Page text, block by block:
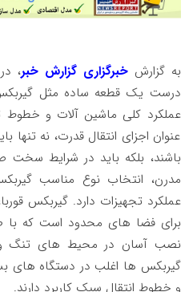
به گزارشخبرگزاری گزارش خبر،
درست یک قطعه ساده مثل
عملکرد کلی ماشین‌ آلات و خطوط
عنوان اجزای انتقال قدرت، نه‌ تنها
باشند، بلکه باید در شرایط سخت
مدرن، انتخاب نوع مناسب
عملکرد تجهیزات دارد. گیربکس
برای فضا های محدود است که با
نصب آسان در محیط‌ های تنگ و
گیربکس‌ ها اغلب در دستگاه‌ های
و خطوط انتقال سبک کاربرد دارند.